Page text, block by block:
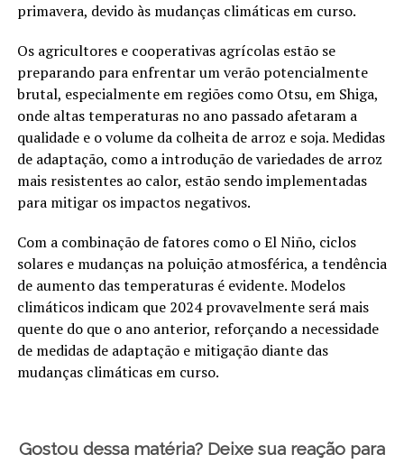
primavera, devido às mudanças climáticas em curso.
Os agricultores e cooperativas agrícolas estão se
preparando para enfrentar um verão potencialmente
brutal, especialmente em regiões como Otsu, em Shiga,
onde altas temperaturas no ano passado afetaram a
qualidade e o volume da colheita de arroz e soja. Medidas
de adaptação, como a introdução de variedades de arroz
mais resistentes ao calor, estão sendo implementadas
para mitigar os impactos negativos.
Com a combinação de fatores como o El Niño, ciclos
solares e mudanças na poluição atmosférica, a tendência
de aumento das temperaturas é evidente. Modelos
climáticos indicam que 2024 provavelmente será mais
quente do que o ano anterior, reforçando a necessidade
de medidas de adaptação e mitigação diante das
mudanças climáticas em curso.
Gostou dessa matéria? Deixe sua reação para